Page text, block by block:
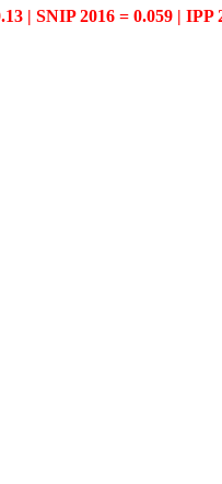
| SNIP 2016 = 0.059 |